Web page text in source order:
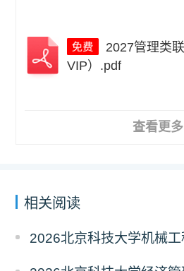
VIP）.pdf
查看更多
相关阅读